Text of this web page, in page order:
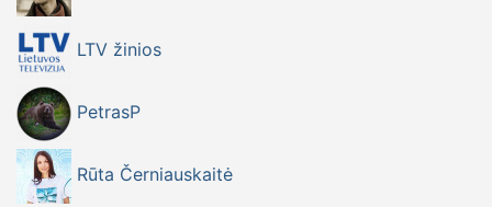
LTV žinios
PetrasP
Rūta Černiauskaitė